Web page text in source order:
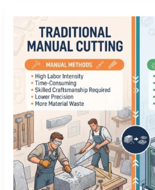
Brückensäge
drei
manuelle
Schneidarbeiter
ersetzte